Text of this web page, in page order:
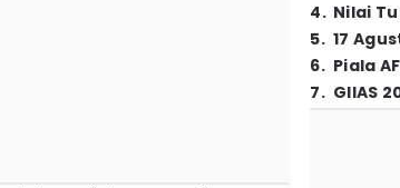
4. Nilai
5. 17
6. Piala
7. GIIAS